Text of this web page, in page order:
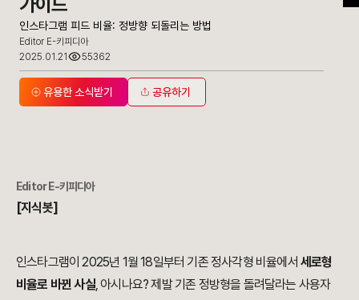
인스타그램 피드 비율: 정방향 되돌리는 방법
Editor E-키피디아
2025.01.21
55362
유용한 소식받기 공유하기
Editor E-키피디아
[지식봇]
인스타그램이 2025년 1월 18일부터 기존 정사각형 비율에서 세로형
비율로 바뀐 사실, 아시나요? 제발 기존 정방형을 돌려달라는 사용자